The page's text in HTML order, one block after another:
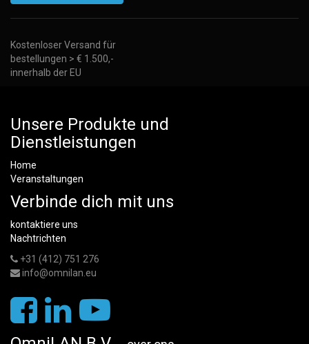
Kostenloser Versand für
bestellungen > € 1.500,-
innerhalb der EU
Unsere Produkte und
Dienstleistungen
Home
Veranstaltungen
Verbinde dich mit uns
kontaktiere uns
Nachtrichten
+31 (412) 751 276
info@omnilan.eu